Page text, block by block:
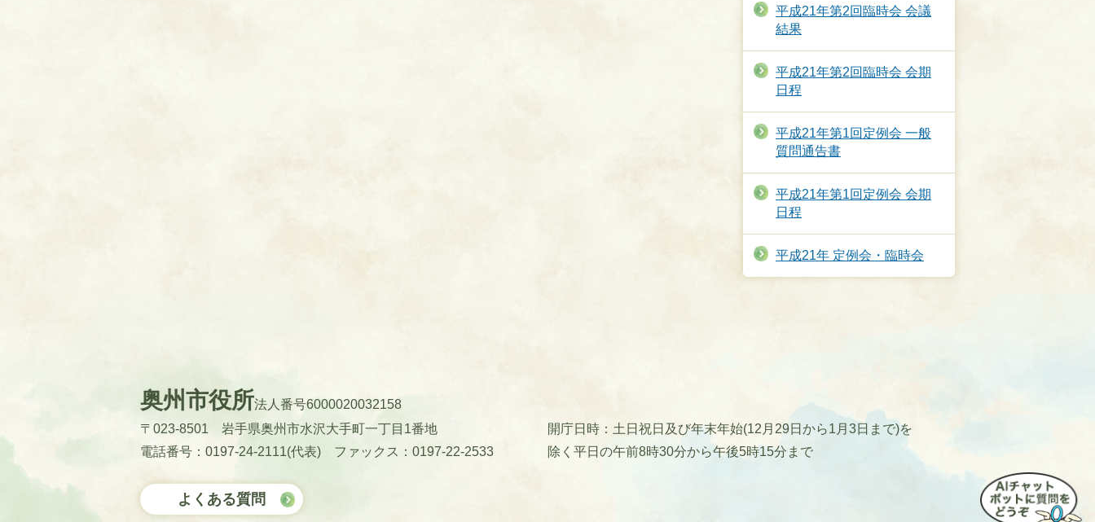
平成21年第2回臨時会 会議
結果
平成21年第2回臨時会 会期
日程
平成21年第1回定例会 一般
質問通告書
平成21年第1回定例会 会期
日程
平成21年 定例会・臨時会
奥州市役所法人番号6000020032158
〒023-8501 岩手県奥州市水沢大手町一丁目1番地
電話番号：0197-24-2111(代表)
ファックス：0197-22-2533
開庁日時：土日祝日及び年末年始(12月29日から1月3日まで)を
除く平日の午前8時30分から午後5時15分まで
よくある質問